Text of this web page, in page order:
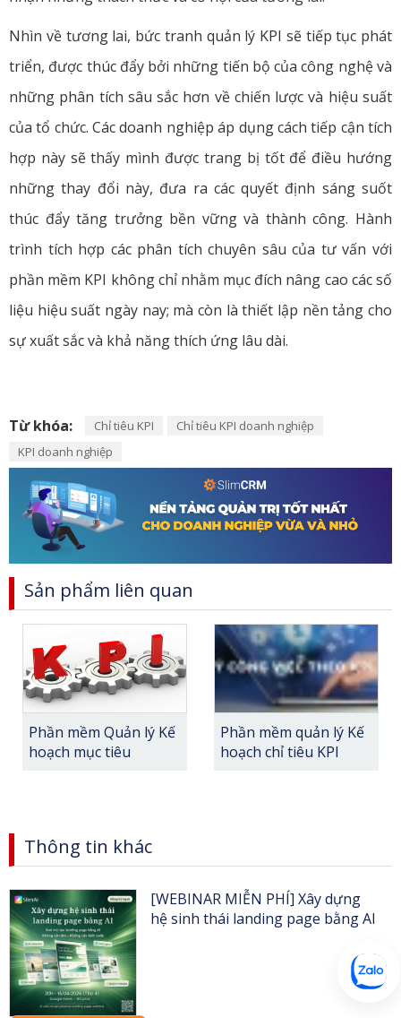
Nhìn về tương lai, bức tranh quản lý KPI sẽ tiếp tục phát
triển, được thúc đẩy bởi những tiến bộ của công nghệ và
những phân tích sâu sắc hơn về chiến lược và hiệu suất
của tổ chức. Các doanh nghiệp áp dụng cách tiếp cận tích
hợp này sẽ thấy mình được trang bị tốt để điều hướng
những thay đổi này, đưa ra các quyết định sáng suốt
thúc đẩy tăng trưởng bền vững và thành công. Hành
trình tích hợp các phân tích chuyên sâu của tư vấn với
phần mềm KPI không chỉ nhằm mục đích nâng cao các số
liệu hiệu suất ngày nay; mà còn là thiết lập nền tảng cho
sự xuất sắc và khả năng thích ứng lâu dài.
Từ khóa: Chỉ tiêu KPI
Chỉ tiêu KPI doanh nghiệp
KPI doanh nghiệp
Sản phẩm liên quan
Phần mềm Quản lý Kế
hoạch mục tiêu
Phần mềm quản lý Kế
hoạch chỉ tiêu KPI
Thông tin khác
[WEBINAR MIỄN PHÍ] Xây dựng
hệ sinh thái landing page bằng AI